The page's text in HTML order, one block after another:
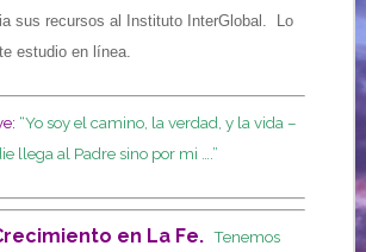
sus recursos al Instituto InterGlobal. Lo
estudio en línea.
“Yo soy el camino, la verdad, y la vida –
llega al Padre sino por mi ….”
en La Fe. Tenemos